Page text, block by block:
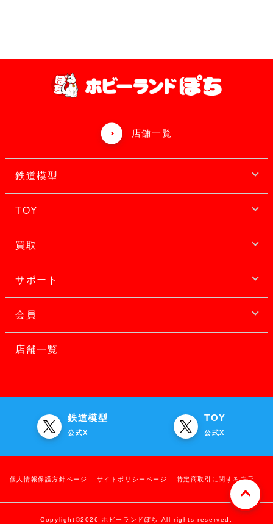
店舗一覧
鉄道模型
TOY
買取
サポート
会員
店舗一覧
鉄道模型
公式X
TOY
公式X
個人情報保護方針ページ サイトポリシーページ 特定商取引に関する表示
Copylight©2026 ホビーランドぽち All rights reserved.